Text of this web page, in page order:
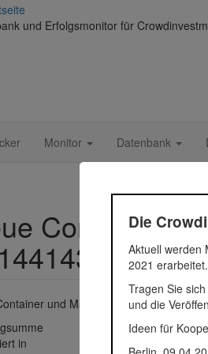
und Erfolgsmonitor für
Monitor Datenbank
Container
und Maschinen
in
Die
Aktuell werden
2021 erarbeitet.
Tragen Sie
und die
Ideen für